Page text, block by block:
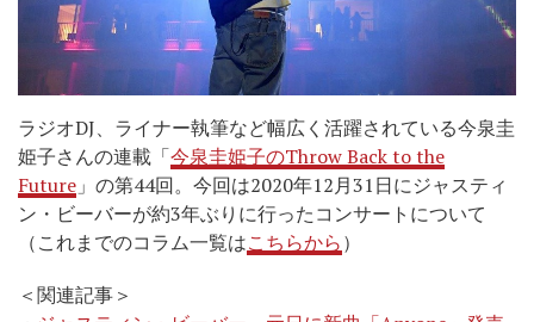
ラジオDJ、ライナー執筆など幅広く活躍されている今泉圭
姫子さんの連載「今泉圭姫子のThrow Back to the
Future 」の第44回。今回は2020年12月31日にジャスティ
ン・ビーバーが約3年ぶりに行ったコンサートについて
（これまでのコラム一覧はこちらから）
＜関連記事＞